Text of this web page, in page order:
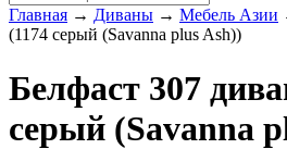
Главная → Диваны → Мебель Азии
(1174 серый (Savanna plus Ash))
Белфаст 307
серый (Savanna